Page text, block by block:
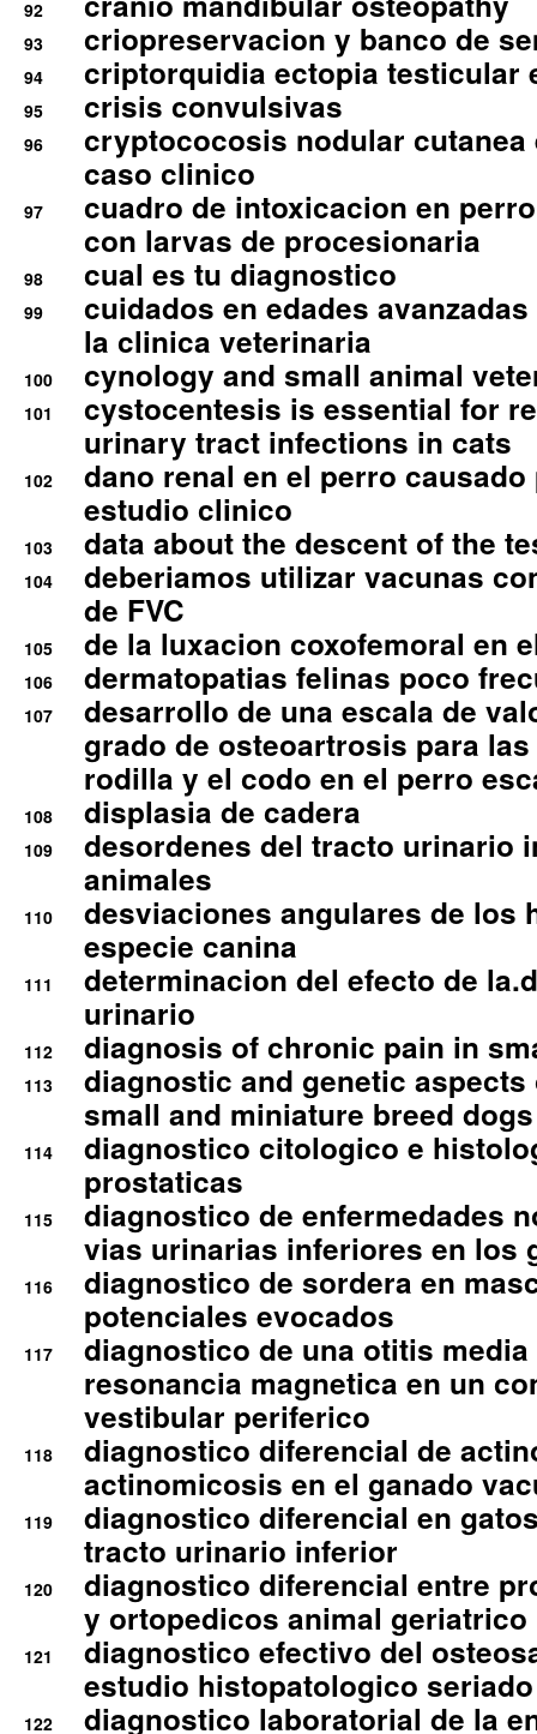
92
93 criopreservacion y banco de
94 criptorquidia ectopia testicular
95 crisis convulsivas
96
cryptococosis nodular cutanea
caso clinico
97
cuadro de intoxicacion en
con larvas de procesionaria
98 cual es tu diagnostico
99
cuidados en edades
la clinica veterinaria
100 cynology and small animal
101
cystocentesis is essential for
urinary tract infections in cats
102
dano renal en el perro
estudio clinico
103 data about the descent of the
104
deberiamos utilizar vacunas
de FVC
105 de la luxacion coxofemoral en
106 dermatopatias felinas poco
107
desarrollo de una escala de
grado de osteoartrosis para
rodilla y el codo en el perro
108 displasia de cadera
109
desordenes del tracto urinario
animales
110
desviaciones angulares de los
especie canina
111
determinacion del efecto de
urinario
112 diagnosis of chronic pain in
113
diagnostic and genetic
small and miniature breed
114
diagnostico citologico e
prostaticas
115
diagnostico de enfermedades
vias urinarias inferiores en los
116
diagnostico de sordera en
potenciales evocados
117
diagnostico de una otitis
resonancia magnetica en un
vestibular periferico
118
diagnostico diferencial de
actinomicosis en el ganado
119
diagnostico diferencial en
tracto urinario inferior
120
diagnostico diferencial entre
y ortopedicos animal geriatrico
121
diagnostico efectivo del
estudio histopatologico seriado
122
diagnostico laboratorial de la